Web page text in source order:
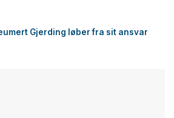
Gjerding løber fra sit ansvar